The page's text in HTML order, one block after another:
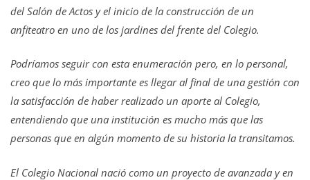
del Salón de Actos y el inicio de la construcción de un
anfiteatro en uno de los jardines del frente del Colegio.
Podríamos seguir con esta enumeración pero, en lo personal,
creo que lo más importante es llegar al final de una gestión con
la satisfacción de haber realizado un aporte al Colegio,
entendiendo que una institución es mucho más que las
personas que en algún momento de su historia la transitamos.
El Colegio Nacional nació como un proyecto de avanzada y en